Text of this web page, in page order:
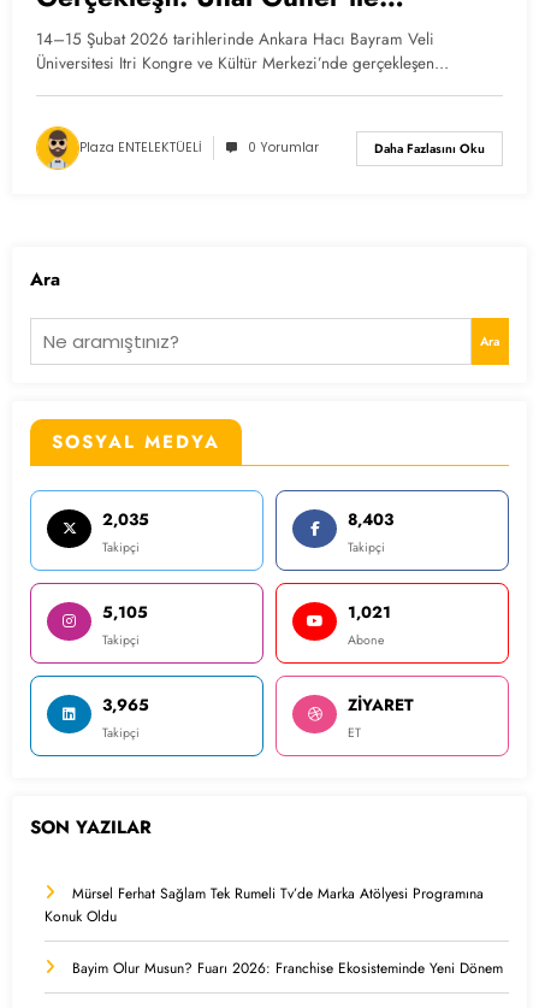
Bildiğinden Öte’ye Kampı
14–15 Şubat 2026 tarihlerinde Ankara Hacı Bayram Veli
Üniversitesi Itri Kongre ve Kültür Merkezi’nde gerçekleşen…
Plaza ENTELEKTÜELİ 0 Yorumlar Daha Fazlasını Oku
Ara
Ara
SOSYAL MEDYA
2,035
Takipçi
8,403
Takipçi
5,105
Takipçi
1,021
Abone
3,965
Takipçi
ZİYARET
ET
SON YAZILAR
Mürsel Ferhat Sağlam Tek Rumeli Tv’de Marka Atölyesi Programına
Konuk Oldu
Bayim Olur Musun? Fuarı 2026: Franchise Ekosisteminde Yeni Dönem